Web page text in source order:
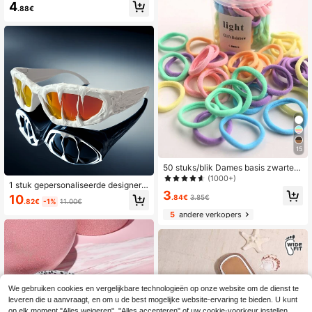
met grote capaciteit
4.88€
1 stuk gepersonaliseerde designer
wrap-around modebril, ovale retro p
unk streetstyle bril voor mannen en
kostuums, streetstyle, kan gecombi
neerd worden met truien, jassen, ho
odies, leren broeken, cargobroeken,
ideaal voor zomerse stranddagen e
n buitenreizen
10.82€ -1% 11.00€
15
50 stuks/blik Dames basis zwarte h
aarelastieken met hoge elasticiteit,
arelastieken voor fitness, sport & da
(1000+)
3.84€ 3.85€
5andere verkopers
We gebruiken cookies en vergelijkbare technologieën op onze website om de dienst te
leveren die u aanvraagt, en om u de best mogelijke website-ervaring te bieden. U kunt